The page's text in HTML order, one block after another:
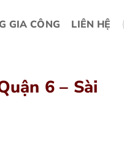
GIA CÔNG LIÊN HỆ
6 – Sài